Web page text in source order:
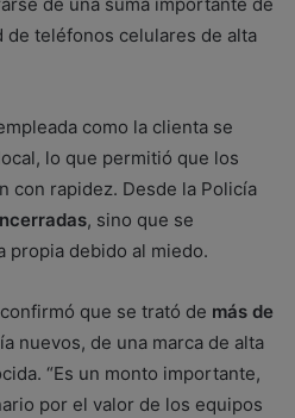
de una suma importante de
de teléfonos celulares de alta
como la clienta se
lo que permitió que los
con rapidez. Desde la Policía
, sino que se
propia debido al miedo.
que se trató de más de
nuevos, de una marca de alta
“Es un monto importante,
por el valor de los equipos